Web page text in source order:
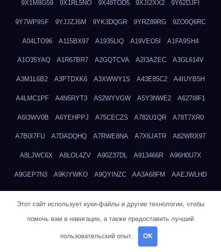
9X1M8G59 9X1RL5NO 9X48TOD5 9XJI2XX2 9Y62DJFI
9Y7WP9SF 9YJJZJ6M 9YK3DQGR 9YRZ89RG 9ZO0Q6RC
A04LTO96 A115BX97 A1935LIQ A19VEO5I A1FA9SH4
A1O35YAQ A1R67BR7 A2GQTCVA A2I3AZEC A3GL614V
A3M1L6B2 A3PTDXK6 A3XWWY1S A43E85C2 A4IUYB5H
A4LMC1PF A4N5RYT3 A52WYVGW A5Y3NWE2 A627I8F1
A6I3WV0B A6YEHPPJ A75CECZS A782U1QR A78T7XR0
A7B0I7FU A7DADQHQ A7RWE8NA A7X6JATR A82WRX97
A8LJWC6X A8LOL4ZV A90Z37DL A913466R A96H0U7X
A9GEP7N3 A9KIYWKO A9QYINZC AA3A68FM AAEJWLHD
ADMVWTS8 ADOE3V3Y
Этот сайт использует куки-файлы и другие технологии, чтобы
помочь вам в навигации, а также предоставить лучший
пользовательский опыт. OK